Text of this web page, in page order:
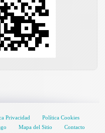
Privacidad
Política Cookies
Mapa del Sitio Contacto